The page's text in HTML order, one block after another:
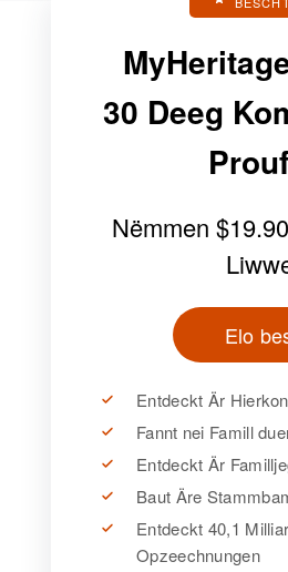
30 Deeg
Nëmmen $19.90
Elo
Entdeckt Är
Fannt nei Famill
Entdeckt Är
Baut Äre
Entdeckt 40,1
Opzeechnungen